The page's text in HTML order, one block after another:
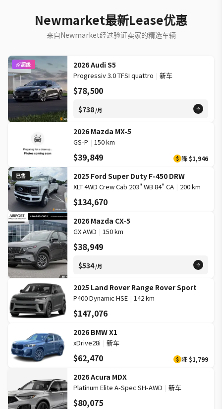
Newmarket最新Lease优惠
来自Newmarket经过验证卖家的精选车辆
超级 2026 Audi S5
Progressiv 3.0 TFSI quattro | 新车
$78,500
$738/月
2026 Mazda MX-5
GS-P | 150 km
$39,849 $ 降 $1,946
已售 2025 Ford Super Duty F-450 DRW
XLT 4WD Crew Cab 203" WB 84" CA | 200 km
$134,670
2026 Mazda CX-5
GX AWD | 150 km
$38,949
$534/月
2025 Land Rover Range Rover Sport
P400 Dynamic HSE | 142 km
$147,076
2026 BMW X1
xDrive28i | 新车
$62,470 $ 降 $1,799
2026 Acura MDX
Platinum Elite A-Spec SH-AWD | 新车
$80,075